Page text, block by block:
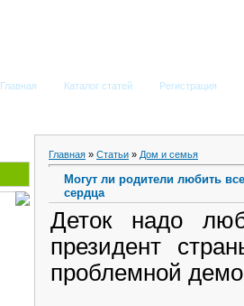
Главная Каталог статей Регистрация
Главная » Статьи » Дом и семья
Могут ли родители любить
сердца
Деток надо
президент
проблемной